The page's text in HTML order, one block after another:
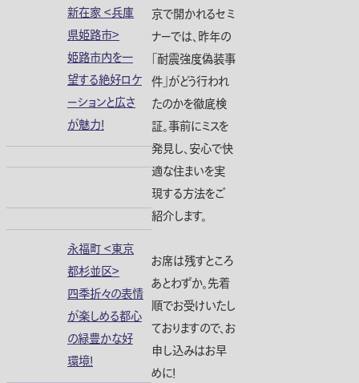
新在家 ＜兵庫
県姫路市＞
姫路市内を一
望する絶好ロケ
ーションと広さ
が魅力！
永福町 ＜東京
都杉並区＞
四季折々の表情
が楽しめる都心
の緑豊かな好
環境！
京で開かれるセミ
ナーでは、昨年の
「耐震強度偽装事
件」がどう行われ
たのかを徹底検
証。事前にミスを
発見し、安心で快
適な住まいを実
現する方法をご
紹介します。
お席は残すところ
あとわずか。先着
順でお受けいたし
ておりますので、お
申し込みはお早
めに！